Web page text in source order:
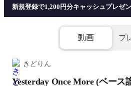
新規登録で1,200円分キャッシュプレゼ
動画 プ
きどりん
Yesterday Once More (ベース